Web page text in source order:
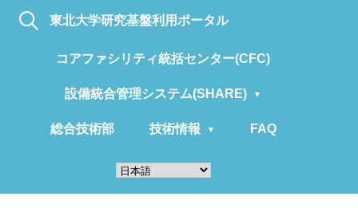
東北大学研究基盤利用ポータル
コアファシリティ統括センター(CFC)
設備統合管理システム(SHARE)
総合技術部 技術情報 FAQ